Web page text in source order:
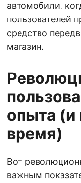
автомобили,
пользователей
средство
магазин.
опыта (и
время)
Вот
важным